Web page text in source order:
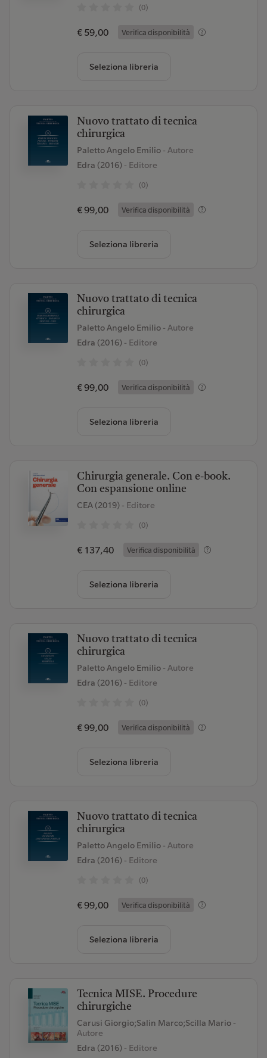
(0)
€ 59,00 Verifica disponibilità
Seleziona libreria
Nuovo trattato di tecnica
chirurgica
Paletto Angelo Emilio - Autore
Edra (2016)- Editore
(0)
€ 99,00 Verifica disponibilità
Seleziona libreria
Nuovo trattato di tecnica
chirurgica
Paletto Angelo Emilio - Autore
Edra (2016)- Editore
(0)
€ 99,00 Verifica disponibilità
Seleziona libreria
Chirurgia generale. Con e-book.
Con espansione online
CEA (2019)- Editore
(0)
€ 137,40 Verifica disponibilità
Seleziona libreria
Nuovo trattato di tecnica
chirurgica
Paletto Angelo Emilio - Autore
Edra (2016)- Editore
(0)
€ 99,00 Verifica disponibilità
Seleziona libreria
Nuovo trattato di tecnica
chirurgica
Paletto Angelo Emilio - Autore
Edra (2016)- Editore
(0)
€ 99,00 Verifica disponibilità
Seleziona libreria
Tecnica MISE. Procedure
chirurgiche
Carusi Giorgio;Salin Marco;Scilla Mario -
Autore
Edra (2016)- Editore